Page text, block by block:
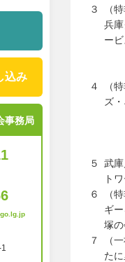
込み
事務局
３
（
兵
ー
４
（
ズ
５
武
ト
６
（
ギ
塚
７
（
た